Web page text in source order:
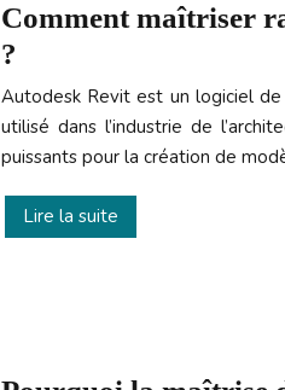
Comment maîtriser
?
Autodesk Revit est un logiciel
utilisé dans l’industrie de
puissants pour la création de
Lire la suite